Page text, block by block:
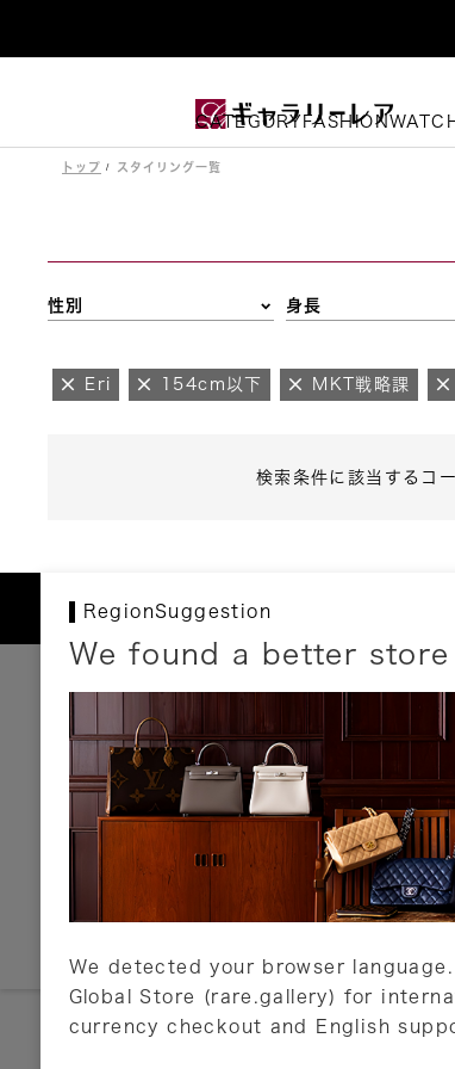
CATEGORY FASHION
トップ スタイリング一覧
性別 身長
Eri 154cm以下 MKT戦略課
検索条件に該当するコ
RegionSuggestion
We found a better
We detected your browser
Global Store (rare.gallery) for
currency checkout and English
お支払いについて
以下のお支払方法が利用可能です。
クレジットカード
ショッピングローン
銀行振込・郵便振替
代金引換
Amazon Pay
PayPay
店頭支払い
詳しくはこちら